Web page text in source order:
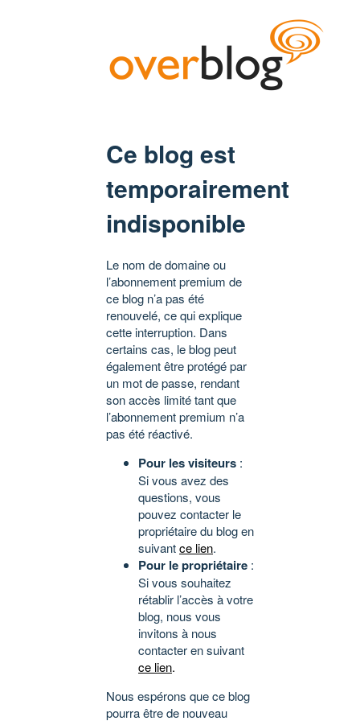
Ce blog est
temporairement
indisponible
Le nom de domaine ou
l’abonnement premium de
ce blog n’a pas été
renouvelé, ce qui explique
cette interruption. Dans
certains cas, le blog peut
également être protégé par
un mot de passe, rendant
son accès limité tant que
l’abonnement premium n’a
pas été réactivé.
Pour les visiteurs :
Si vous avez des
questions, vous
pouvez contacter le
propriétaire du blog en
suivantce lien.
Pour le propriétaire :
Si vous souhaitez
rétablir l’accès à votre
blog, nous vous
invitons à nous
contacter en suivant
ce lien.
Nous espérons que ce blog
pourra être de nouveau